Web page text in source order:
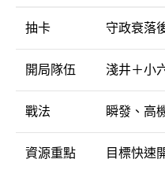
抽卡 守政衰落
開局隊伍 淺井＋小
戰法 瞬發、高
資源重點 目標快速